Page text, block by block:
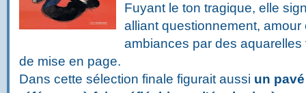
Fuyant le ton tragique, elle
alliant questionnement,
ambiances par des
de mise en page.
Dans cette sélection finale figurait aussi un